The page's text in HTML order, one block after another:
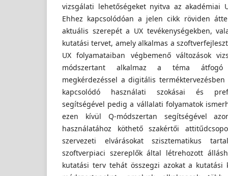
vizsgálati lehetőségeket nyitva az akadémiai
Ehhez kapcsolódóan a jelen cikk röviden
aktuális szerepét a UX tevékenységekben,
kutatási tervet, amely alkalmas a
UX folyamataiban végbemenő változások
módszertant alkalmaz a téma átfogó
megkérdezéssel a digitális terméktervezésben
kapcsolódó használati szokásai és
segítségével pedig a vállalati folyamatok
ezen kívül Q-módszertan segítségével
használatához köthető szakértői
szervezeti elvárásokat szisztematikus
szoftverpiaci szereplők által létrehozott
kutatási terv tehát összegzi azokat a kutatási